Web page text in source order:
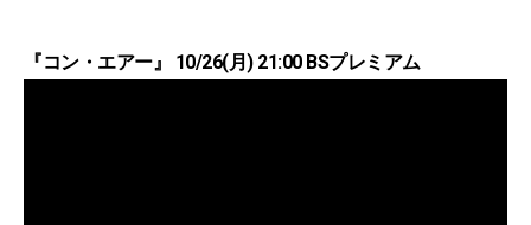
『コン・エアー』 10/26(月) 21:00 BSプレミアム